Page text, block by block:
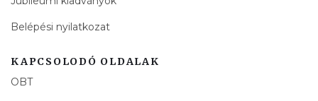
Belépési nyilatkozat
KAPCSOLODÓ OLDALAK
OBT